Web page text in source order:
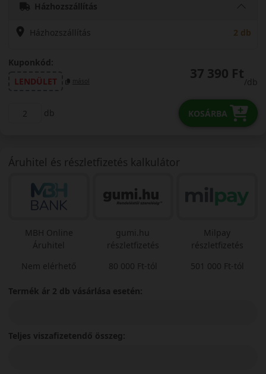
Házhozszállítás
Házhozszállítás 2 db
Kuponkód:
LENDÜLET
másol 37 390 Ft
/db
db KOSÁRBA
Áruhitel és részletfizetés kalkulátor
MBH Online
Áruhitel
Nem elérhető
gumi.hu
részletfizetés
80 000 Ft-tól
Milpay
részletfizetés
501 000 Ft-tól
Termék ár 2 db vásárlása esetén:
Teljes viszafizetendő összeg: